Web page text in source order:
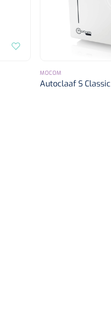
MOCOM
Autoclaaf S Classic